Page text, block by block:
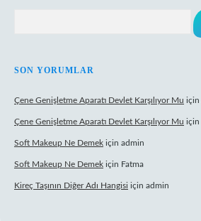
SON YORUMLAR
Çene Genişletme Aparatı Devlet Karşılıyor Mu için
Çene Genişletme Aparatı Devlet Karşılıyor Mu için
Soft Makeup Ne Demek için admin
Soft Makeup Ne Demek için Fatma
Kireç Taşının Diğer Adı Hangisi için admin